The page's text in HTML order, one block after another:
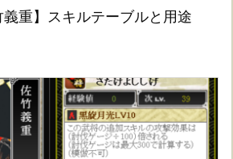
重】スキルテーブルと用途